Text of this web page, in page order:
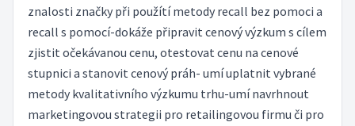
znalosti značky při použítí metody recall bez pomoci a
recall s pomocí-dokáže připravit cenový výzkum s cílem
zjistit očekávanou cenu, otestovat cenu na cenové
stupnici a stanovit cenový práh- umí uplatnit vybrané
metody kvalitativního výzkumu trhu-umí navrhnout
marketingovou strategii pro retailingovou firmu či pro